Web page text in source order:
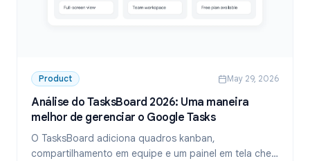
Product May 29, 2026
Análise do TasksBoard 2026: Uma maneira
melhor de gerenciar o Google Tasks
O TasksBoard adiciona quadros kanban,
compartilhamento em equipe e um painel em tela cheia